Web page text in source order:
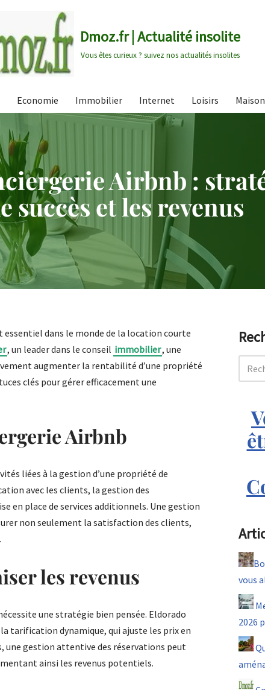
Dmoz.fr | Actualité insolite
Vous êtes curieux ? suivez nos actualités insolites
Economie Immobilier Internet Loisirs Maison
Airbnb :
et les revenus
essentiel dans le monde de la location courte
, un leader dans le conseil immobilier, une
augmenter la rentabilité d’une propriété
clés pour gérer efficacement une
Airbnb
liées à la gestion d’une propriété de
avec les clients, la gestion des
en place de services additionnels. Une gestion
non seulement la satisfaction des clients,
les revenus
une stratégie bien pensée. Eldorado
tarification dynamique, qui ajuste les prix en
une gestion attentive des réservations peut
ainsi les revenus potentiels.
vous
2026